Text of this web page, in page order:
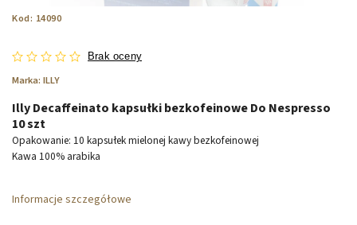
Kod: 14090
Brak oceny
Marka: ILLY
Illy Decaffeinato kapsułki bezkofeinowe Do Nespresso
10 szt
Opakowanie: 10 kapsułek mielonej kawy bezkofeinowej
Kawa 100% arabika
Informacje szczegółowe